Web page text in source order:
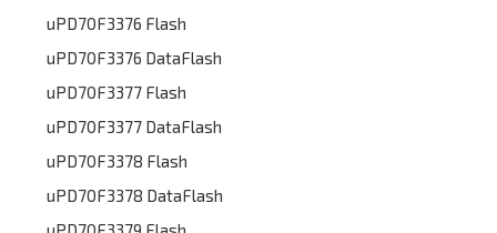
uPD70F3376 Flash
uPD70F3376 DataFlash
uPD70F3377 Flash
uPD70F3377 DataFlash
uPD70F3378 Flash
uPD70F3378 DataFlash